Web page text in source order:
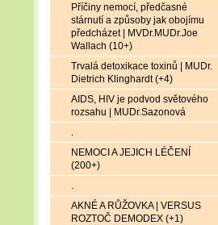
Příčiny nemocí, předčasné
stárnutí a způsoby jak obojímu
předcházet | MVDr.MUDr.Joe
Wallach (10+)
Trvalá detoxikace toxinů | MUDr.
Dietrich Klinghardt (+4)
AIDS, HIV je podvod světového
rozsahu | MUDr.Sazonová
.
NEMOCI A JEJICH LÉČENÍ
(200+)
.
AKNÉ A RŮŽOVKA | VERSUS
ROZTOČ DEMODEX (+1)